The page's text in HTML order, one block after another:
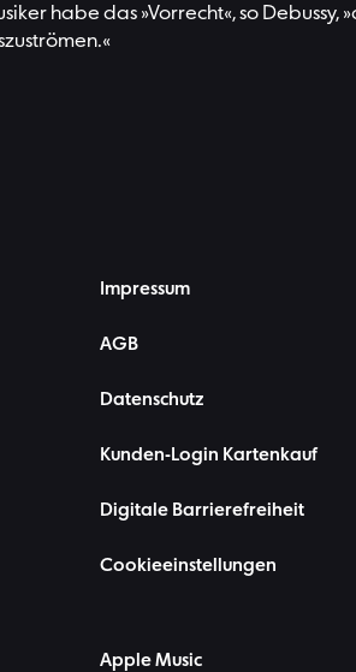
habe das »Vorrecht«, so
Impressum
AGB
Datenschutz
Kunden-Login Kartenkauf
Digitale Barrierefreiheit
Cookieeinstellungen
Apple Music